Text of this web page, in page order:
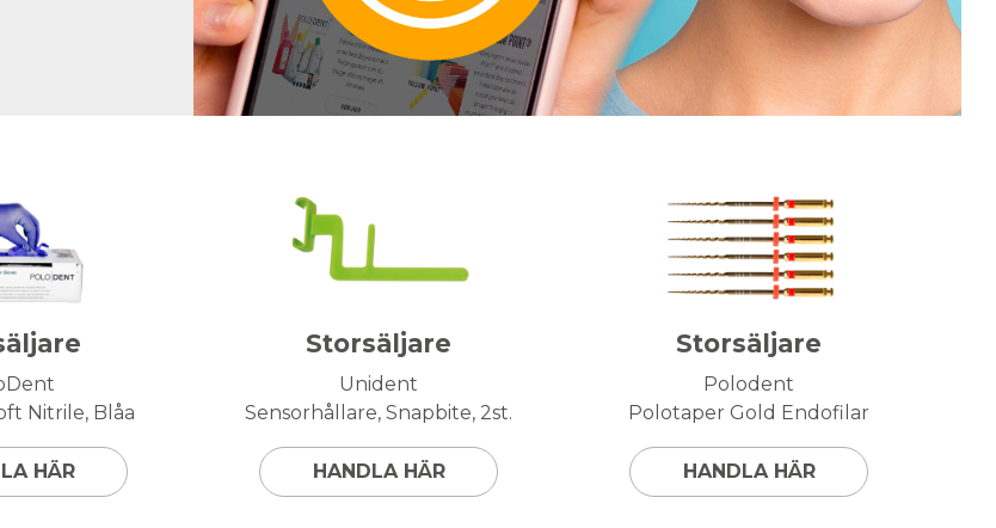
Nitrile, Blåa
HÄR
Storsäljare
Unident
Sensorhållare, Snapbite, 2st.
HANDLA HÄR
Storsäljare
Polodent
Polotaper Gold Endofilar
HANDLA HÄR